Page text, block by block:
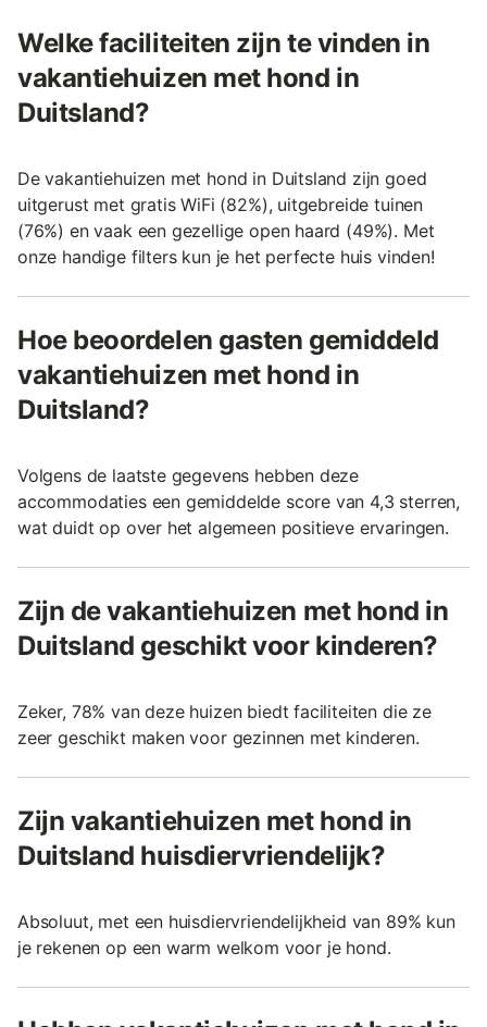
Welke faciliteiten zijn te vinden in
vakantiehuizen met hond in
Duitsland?
De vakantiehuizen met hond in Duitsland zijn goed
uitgerust met gratis WiFi (82%), uitgebreide tuinen
(76%) en vaak een gezellige open haard (49%). Met
onze handige filters kun je het perfecte huis vinden!
Hoe beoordelen gasten gemiddeld
vakantiehuizen met hond in
Duitsland?
Volgens de laatste gegevens hebben deze
accommodaties een gemiddelde score van 4,3 sterren,
wat duidt op over het algemeen positieve ervaringen.
Zijn de vakantiehuizen met hond in
Duitsland geschikt voor kinderen?
Zeker, 78% van deze huizen biedt faciliteiten die ze
zeer geschikt maken voor gezinnen met kinderen.
Zijn vakantiehuizen met hond in
Duitsland huisdiervriendelijk?
Absoluut, met een huisdiervriendelijkheid van 89% kun
je rekenen op een warm welkom voor je hond.